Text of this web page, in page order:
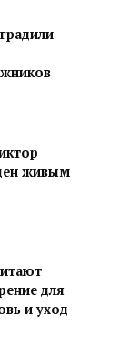
живым
для
и уход